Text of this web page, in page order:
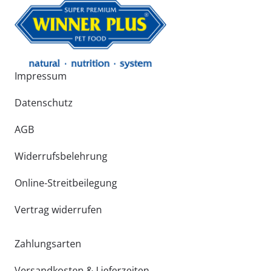
Impressum
Datenschutz
AGB
Widerrufsbelehrung
Online-Streitbeilegung
Vertrag widerrufen
Zahlungsarten